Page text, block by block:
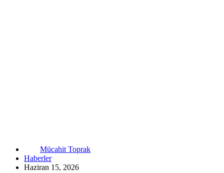
Mücahit Toprak
Haberler
Haziran 15, 2026